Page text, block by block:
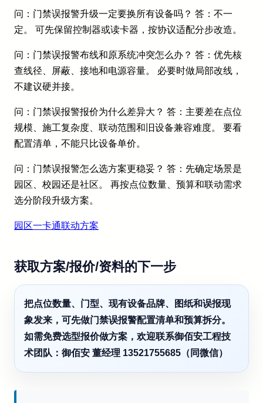
问：门禁误报警升级一定要换所有设备吗？ 答：不一
定。 可先保留控制器或读卡器，按协议适配分步改造。
问：门禁误报警布线和原系统冲突怎么办？ 答：优先核
查线径、屏蔽、接地和电源容量。 必要时做局部改线，
不建议硬并接。
问：门禁误报警报价为什么差异大？ 答：主要差在点位
规模、施工复杂度、联动范围和旧设备兼容难度。 要看
配置清单，不能只比设备单价。
问：门禁误报警怎么选方案更稳妥？ 答：先确定场景是
园区、校园还是社区。 再按点位数量、预算和联动需求
选分阶段升级方案。
园区一卡通联动方案
获取方案/报价/资料的下一步
把点位数量、门型、现有设备品牌、图纸和误报现
象发来，可先做门禁误报警配置清单和预算拆分。
如需免费选型报价做方案，欢迎联系御佰安工程技
术团队：御佰安 董经理 13521755685（同微信）